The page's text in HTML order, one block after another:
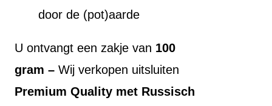
door de (pot)aarde
U ontvangt een zakje van 100
gram –Wij verkopen uitsluiten
Premium Quality met Russisch